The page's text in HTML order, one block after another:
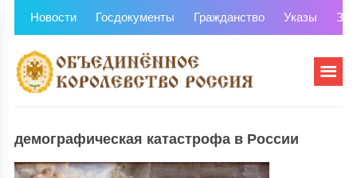
Новости Госдокументы Гражданство Указы
демографическая катастрофа в России